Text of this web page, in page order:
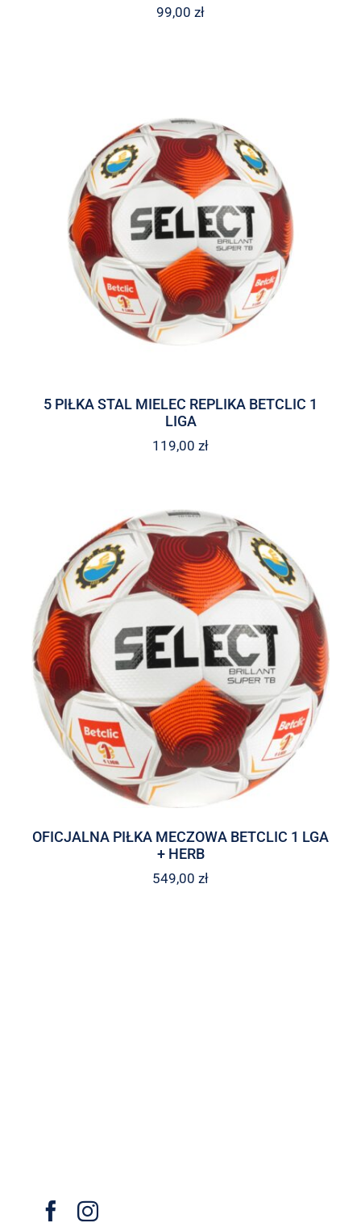
99,00 zł
5 PIŁKA STAL MIELEC REPLIKA BETCLIC 1
LIGA
119,00 zł
OFICJALNA PIŁKA MECZOWA BETCLIC 1 LGA
+ HERB
549,00 zł